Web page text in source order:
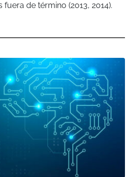
de término (2013, 2014).